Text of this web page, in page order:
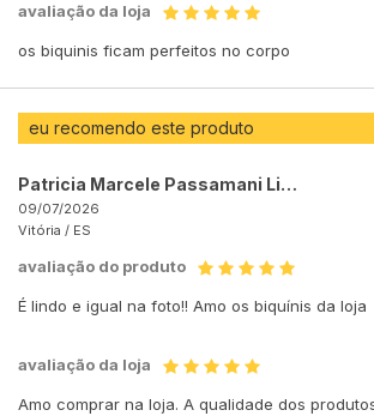
avaliação da loja
os biquinis ficam perfeitos no corpo
eu recomendo este produto
Patricia Marcele Passamani Lima
09/07/2026
Vitória / ES
avaliação do produto
É lindo e igual na foto!! Amo os biquínis da loja
avaliação da loja
Amo comprar na loja. A qualidade dos